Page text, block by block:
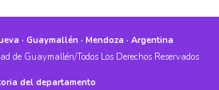
· Guaymallén · Mendoza · Argentina
Guaymallén/Todos Los Derechos Reservados
del departamento